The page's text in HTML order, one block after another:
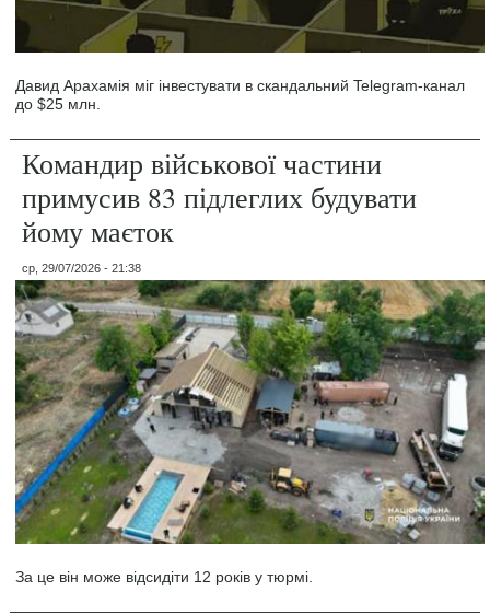
Давид Арахамія міг інвестувати в скандальний Telegram-канал
до $25 млн.
Командир військової частини
примусив 83 підлеглих будувати
йому маєток
ср, 29/07/2026 - 21:38
За це він може відсидіти 12 років у тюрмі.